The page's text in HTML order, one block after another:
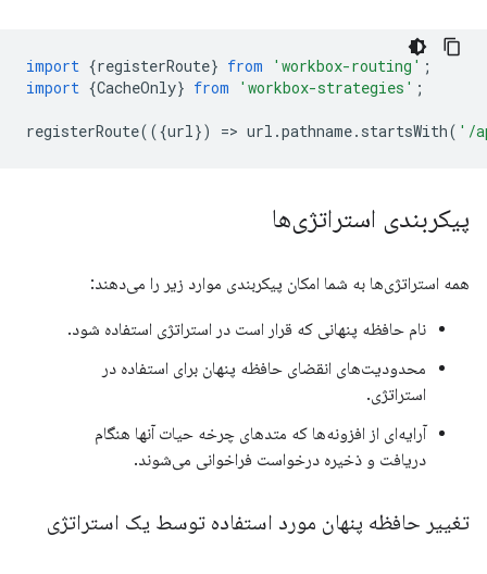
import {registerRoute} from 'workbox-routing' ;
import {CacheOnly} from 'workbox-strategies' ;
registerRoute(({url }) => url .pathname. startsWith( '/
پیکربندی استراتژی‌ها
همه استراتژی‌ها به شما امکان پیکربندی موارد زیر را می‌دهند:
نام حافظه پنهانی که قرار است در استراتژی استفاده شود.
محدودیت‌های انقضای حافظه پنهان برای استفاده در
استراتژی.
آرایه‌ای از افزونه‌ها که متدهای چرخه حیات آنها هنگام
دریافت و ذخیره درخواست فراخوانی می‌شوند.
تغییر حافظه پنهان مورد استفاده توسط یک استراتژی